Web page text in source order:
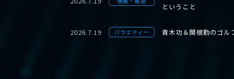
ということ
2026.7.19 バラエティー 青木功＆関根勤のゴル